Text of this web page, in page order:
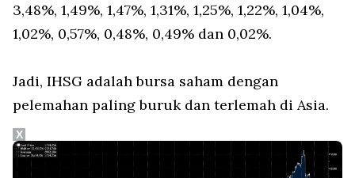
3,48%, 1,49%, 1,47%, 1,31%, 1,25%, 1,22%, 1,04%,
1,02%, 0,57%, 0,48%, 0,49% dan 0,02%.
Jadi, IHSG adalah bursa saham dengan
pelemahan paling buruk dan terlemah di Asia.
X